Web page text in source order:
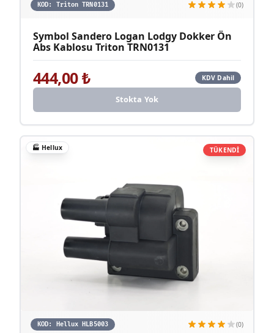
KOD: Triton TRN0131 (0)
Symbol Sandero Logan Lodgy Dokker Ön
Abs Kablosu Triton TRN0131
444,00₺ KDV Dahil
Stokta Yok
TÜKENDİ
🏭 Hellux
KOD: Hellux HLB5003 (0)